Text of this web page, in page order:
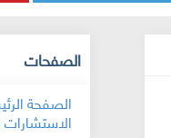
الصفحات
الصفحة